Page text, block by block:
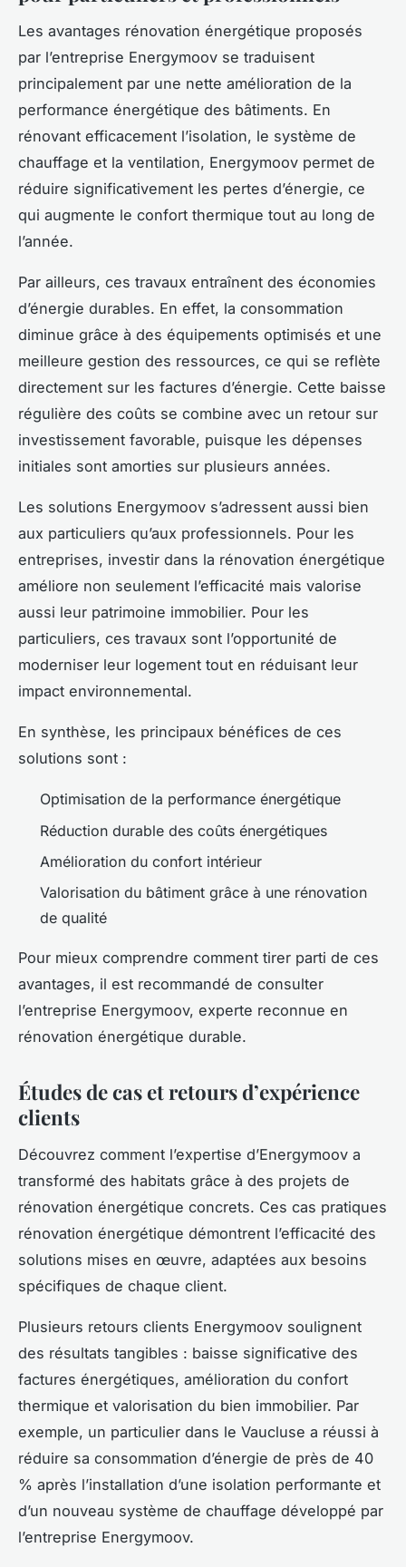
Les avantages rénovation énergétique proposés
par l’entreprise Energymoov se traduisent
principalement par une nette amélioration de la
performance énergétique des bâtiments. En
rénovant efficacement l’isolation, le système de
chauffage et la ventilation, Energymoov permet de
réduire significativement les pertes d’énergie, ce
qui augmente le confort thermique tout au long de
l’année.
Par ailleurs, ces travaux entraînent des économies
d’énergie durables. En effet, la consommation
diminue grâce à des équipements optimisés et une
meilleure gestion des ressources, ce qui se reflète
directement sur les factures d’énergie. Cette baisse
régulière des coûts se combine avec un retour sur
investissement favorable, puisque les dépenses
initiales sont amorties sur plusieurs années.
Les solutions Energymoov s’adressent aussi bien
aux particuliers qu’aux professionnels. Pour les
entreprises, investir dans la rénovation énergétique
améliore non seulement l’efficacité mais valorise
aussi leur patrimoine immobilier. Pour les
particuliers, ces travaux sont l’opportunité de
moderniser leur logement tout en réduisant leur
impact environnemental.
En synthèse, les principaux bénéfices de ces
solutions sont :
Optimisation de la performance énergétique
Réduction durable des coûts énergétiques
Amélioration du confort intérieur
Valorisation du bâtiment grâce à une rénovation
de qualité
Pour mieux comprendre comment tirer parti de ces
avantages, il est recommandé de consulter
l’entreprise Energymoov, experte reconnue en
rénovation énergétique durable.
Études de cas et retours d’expérience
clients
Découvrez comment l’expertise d’Energymoov a
transformé des habitats grâce à des projets de
rénovation énergétique concrets. Ces cas pratiques
rénovation énergétique démontrent l’efficacité des
solutions mises en œuvre, adaptées aux besoins
spécifiques de chaque client.
Plusieurs retours clients Energymoov soulignent
des résultats tangibles : baisse significative des
factures énergétiques, amélioration du confort
thermique et valorisation du bien immobilier. Par
exemple, un particulier dans le Vaucluse a réussi à
réduire sa consommation d’énergie de près de 40
% après l’installation d’une isolation performante et
d’un nouveau système de chauffage développé par
l’entreprise Energymoov.